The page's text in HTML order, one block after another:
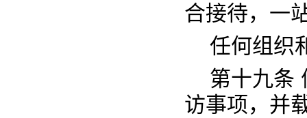
合接待，一
任何组织
第十九条
访事项，并